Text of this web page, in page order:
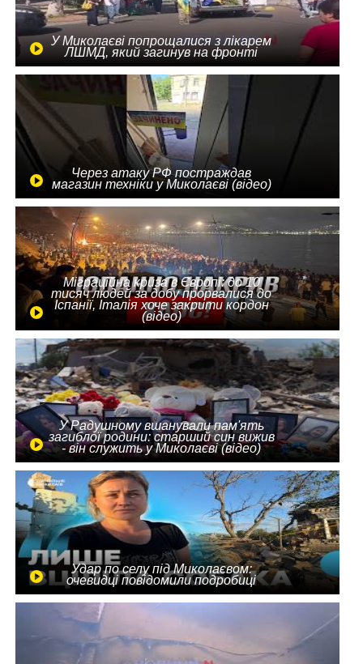
У Миколаєві попрощалися з лікарем
ЛШМД, який загинув на фронті
Через атаку РФ постраждав
магазин техніки у Миколаєві (відео)
Міграційна криза в Європі: до 10
тисяч людей за добу прорвалися до
Іспанії, Італія хоче закрити кордон
(відео)
У Радушному вшанували пам'ять
загиблої родини: старший син вижив
- він служить у Миколаєві (відео)
Удар по селу під Миколаєвом:
очевидці повідомили подробиці